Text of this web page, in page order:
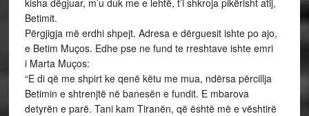
kisha dëgjuar, m’u duk me e lehtë, t’i shkroja pikërisht atij,
Betimit.
Përgjigja më erdhi shpejt. Adresa e dërguesit ishte po ajo,
e Betim Muços. Edhe pse ne fund te rreshtave ishte emri
i Marta Muços:
“E di që me shpirt ke qenë këtu me mua, ndërsa përcillja
Betimin e shtrenjtë në banesën e fundit. E mbarova
detyrën e parë. Tani kam Tiranën, që është më e vështirë